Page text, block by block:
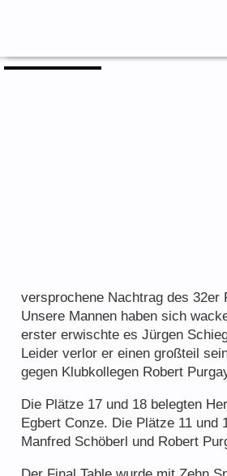
Hall of Fame
Ranglisten
Spielmodus
Freunde &
versprochene Nachtrag des 32er
Unsere Mannen haben sich
erster erwischte es Jürgen
Leider verlor er einen großteil
gegen Klubkollegen Robert
Die Plätze 17 und 18 belegten
Egbert Conze. Die Plätze 11 und
Manfred Schöberl und Robert